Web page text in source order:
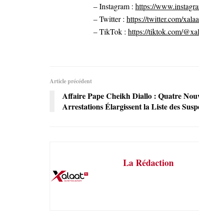
– Instagram : https://
– Twitter : https://twitter.com/
– TikTok : https://tiktok.com/
Article précédent
Affaire Pape Cheikh Diallo : Quatre
Arrestations Élargissent la Liste des
La Rédaction